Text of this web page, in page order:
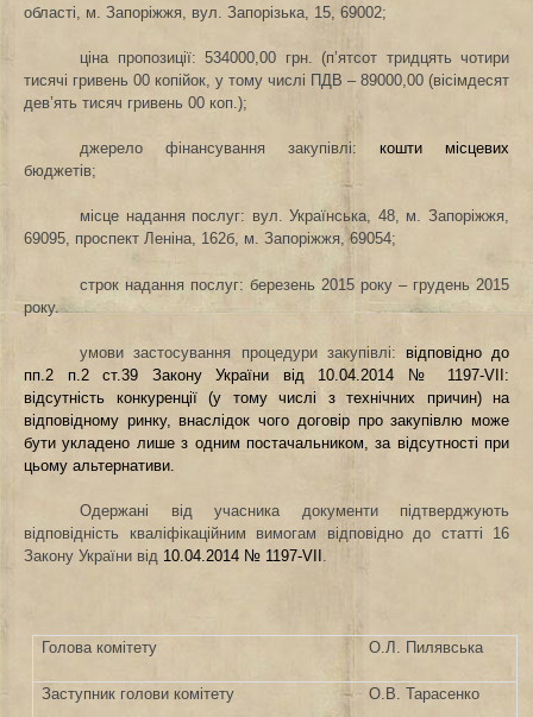
області, м. Запоріжжя,
вул. Запорізька, 15, 69002;
ціна пропозиції: 534000,00 грн. (п’ятсот тридцять чотири
тисячі гривень 00 копійок, у тому числі ПДВ – 89000,00 (вісімдесят
дев’ять тисяч гривень 00 коп.);
джерело фінансування закупівлі:кошти місцевих
бюджетів;
місце надання послуг: вул. Українська, 48, м. Запоріжжя,
69095, проспект Леніна, 162б, м. Запоріжжя, 69054;
строк надання послуг: березень 2015 року – грудень 2015
року.
умови застосування процедури закупівлі: відповідно до
пп.2 п.2 ст.39 Закону України від 10.04.2014 № 1197-VII:
відсутність конкуренції (у тому числі з технічних причин) на
відповідному ринку, внаслідок чого договір про закупівлю може
бути укладено лише з одним постачальником, за відсутності при
цьому альтернативи.
Одержані від учасника документи підтверджують
відповідність кваліфікаційним вимогам відповідно до статті 16
Закону України від 10.04.2014 № 1197-VII .
Голова комітету О.Л. Пилявська
Заступник голови комітету О.В. Тарасенко